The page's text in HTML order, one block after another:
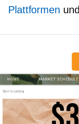
Plattformen